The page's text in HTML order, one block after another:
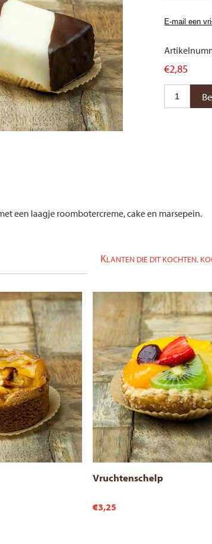
€2,85
een laagje roombotercreme, cake en marsepein.
KLANTEN DIE DIT KOCHTEN,
Vruchtenschelp
€3,25